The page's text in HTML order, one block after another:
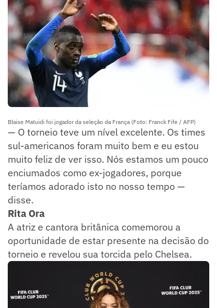
Blaise Matuidi foi jogador da seleção da França (Foto: Franck Fife / AFP)
— O torneio teve um nível excelente. Os times
sul-americanos foram muito bem e eu estou
muito feliz de ver isso. Nós estamos um pouco
enciumados como ex-jogadores, porque
teríamos adorado isto no nosso tempo —
disse.
Rita Ora
A atriz e cantora britânica comemorou a
oportunidade de estar presente na decisão do
torneio e revelou sua torcida pelo Chelsea.